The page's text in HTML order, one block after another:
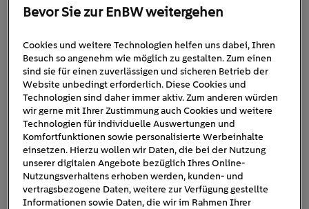
19. Januar 2023 1min
opel-astra-sports-tourer-
electric
Bevor Sie zur EnBW weitergehen
Cookies und weitere Technologien helfen uns dabei, Ihren
Besuch so angenehm wie möglich zu gestalten. Zum einen
sind sie für einen zuverlässigen und sicheren Betrieb der
Website unbedingt erforderlich. Diese Cookies und
Technologien sind daher immer aktiv. Zum anderen würden
wir gerne mit Ihrer Zustimmung auch Cookies und weitere
Technologien für individuelle Auswertungen und
Komfortfunktionen sowie personalisierte Werbeinhalte
einsetzen. Hierzu wollen wir Daten, die bei der Nutzung
unserer digitalen Angebote bezüglich Ihres Online-
Nutzungsverhaltens erhoben werden, kunden- und
vertragsbezogene Daten, weitere zur Verfügung gestellte
Informationen sowie Daten, die wir im Rahmen Ihrer